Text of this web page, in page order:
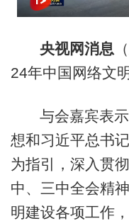
央视网消息
24年中国网络文
与会嘉宾表
想和习近平总书
为指引，深入贯
中、三中全会精
明建设各项工作